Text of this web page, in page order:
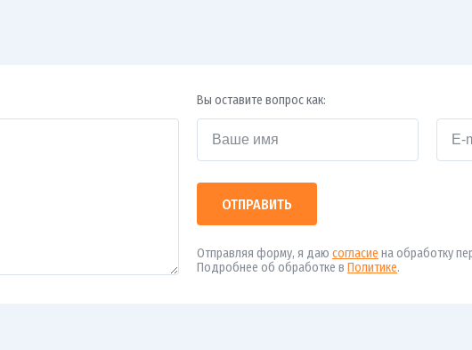
Вы оставите вопрос как:
ОТПРАВИТЬ
Отправляя форму, я даю согласие на обработку
Подробнее об обработке в Политике.